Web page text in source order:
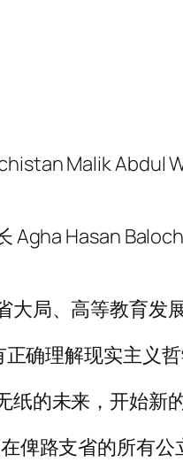
Malik
Hasan
局、高等教育发
确理解现实主义
的未来，开始新的
俾路支省的所有公